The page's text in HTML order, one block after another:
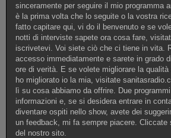
sinceramente per seguire il mio programma
è la prima volta che lo seguite o la vostra
fatto capitare qui, vi do il benvenuto e se
notti di interviste sapete ora cosa fare,
iscrivetevi. Voi siete ciò che ci tiene in vita.
accesso immediatamente e sarete in grado
ore di verità. E se volete migliorare la
ho migliorato io la mia, visitate
lì su cosa abbiamo da offrire. Due
informazioni e, se si desidera entrare in
diventare ospiti nello show, avete dei
un feedback, mi fa sempre piacere. Cliccate
del nostro sito.